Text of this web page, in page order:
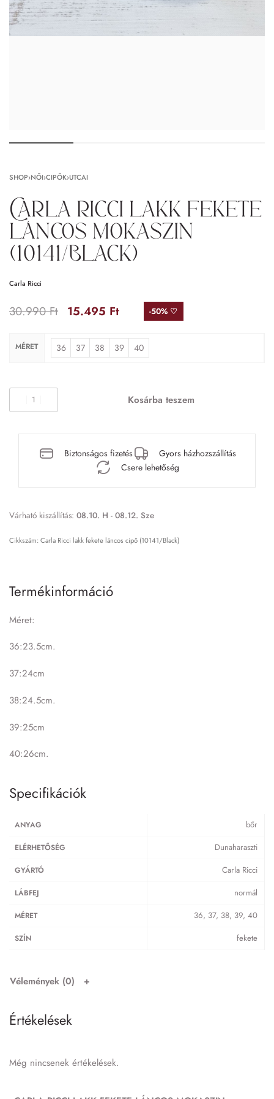
SHOP›NŐI›CIPŐK›UTCAI
Carla Ricci lakk fekete
láncos mokaszin
(10141/Black)
Carla Ricci
30.990Ft 15.495 Ft -50% ♡
MÉRET 36 37 38 39 40
Kosárba teszem
Biztonságos fizetés
Gyors házhozszállítás
Csere lehetőség
Várható kiszállítás: 08.10. H - 08.12. Sze
Carla Ricci lakk fekete láncos cipő (10141/Black)
Termékinformáció
Méret:
36:23.5cm.
37:24cm
38:24.5cm.
39:25cm
40:26cm.
Specifikációk
ANYAG bőr
ELÉRHETŐSÉG Dunaharaszti
GYÁRTÓ Carla Ricci
LÁBFEJ normál
MÉRET 36, 37, 38, 39, 40
SZÍN fekete
Vélemények (0)
Értékelések
Még nincsenek értékelések.